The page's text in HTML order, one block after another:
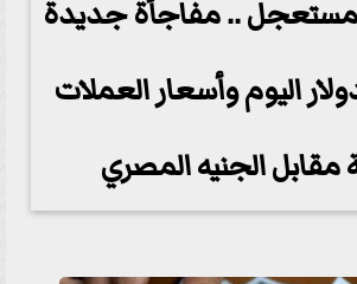
.. مفاجأة جديدة
اليوم وأسعار العملات
مقابل الجنيه المصري